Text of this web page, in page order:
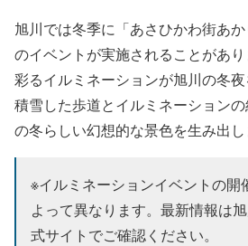
旭川では冬季に「あさひかわ街あ
のイベントが実施されることがあ
彩るイルミネーションが旭川の冬夜
積雪した歩道とイルミネーション
の冬らしい幻想的な景色を生み出し
※イルミネーションイベントの開
よって異なります。最新情報は
式サイトでご確認ください。